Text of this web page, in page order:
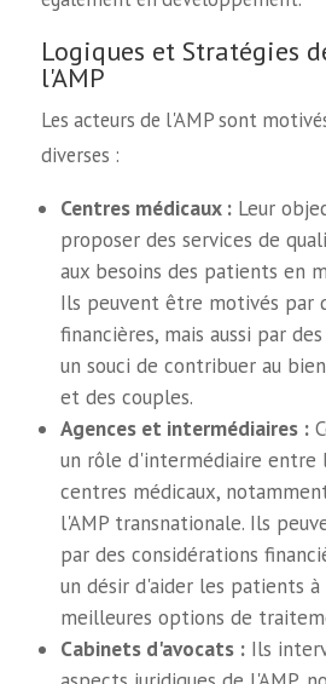
Logiques et Stratégies
l'AMP
Les acteurs de l'AMP sont
diverses :
Centres médicaux : Leur
proposer des services de
aux besoins des patients en
Ils peuvent être motivés par
financières, mais aussi par
un souci de contribuer au
et des couples.
Agences et intermédiaires :
un rôle d'intermédiaire entre
centres médicaux,
l'AMP transnationale. Ils
par des considérations
un désir d'aider les patients
meilleures options de
Cabinets d'avocats : Ils